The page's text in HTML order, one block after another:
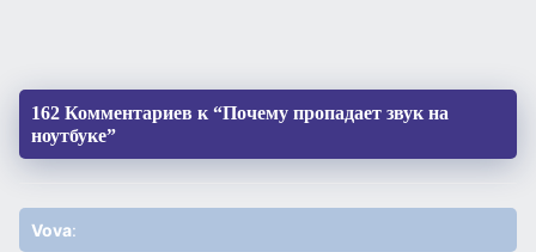
162 Комментариев к “Почему пропадает звук на
ноутбуке”
Vova: